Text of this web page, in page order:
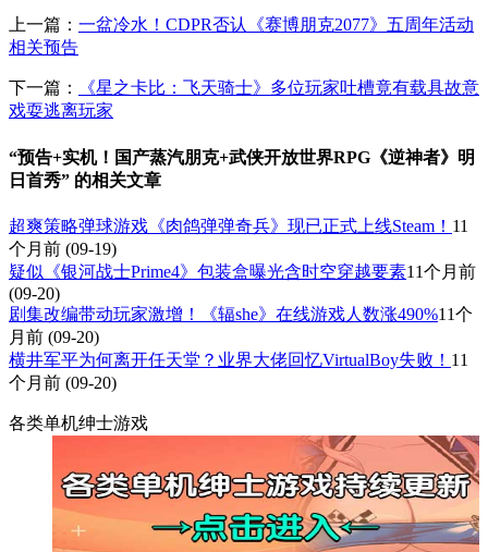
上一篇： 一盆冷水！CDPR否认《赛博朋克2077》五周年活动
相关预告
下一篇：
《星之卡比：飞天骑士》多位玩家吐槽竟有载具故意
戏耍逃离玩家
“预告+实机！国产蒸汽朋克+武侠开放世界RPG《逆神者》明
日首秀” 的相关文章
超爽策略弹球游戏《肉鸽弹弹奇兵》现已正式上线Steam！ 11
个月前 (09-19)
疑似《银河战士Prime4》包装盒曝光含时空穿越要素11个月前
(09-20)
剧集改编带动玩家激增！《辐she》在线游戏人数涨490%11个
月前 (09-20)
横井军平为何离开任天堂？业界大佬回忆VirtualBoy失败！ 11
个月前 (09-20)
各类单机绅士游戏